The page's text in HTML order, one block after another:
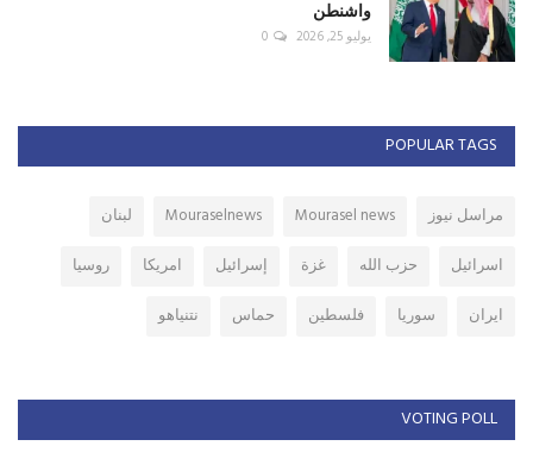
واشنطن
يوليو 25, 2026 0
POPULAR TAGS
مراسل نيوز Mourasel news
Mouraselnews
لبنان
اسرائيل
حزب الله غزة إسرائيل امريكا
روسيا
ايران
سوريا فلسطين حماس نتنياهو
VOTING POLL